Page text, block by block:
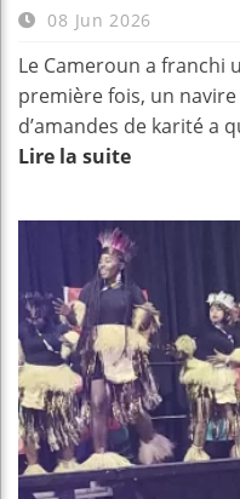
08 Jun 2026
Le Cameroun a franchi
première fois, un
d’amandes de karité a
Lire la suite